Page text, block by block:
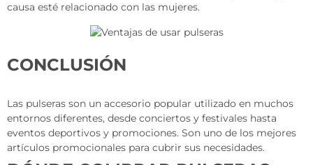
causa esté relacionado con las mujeres.
CONCLUSIÓN
Las pulseras son un accesorio popular utilizado en muchos
entornos diferentes, desde conciertos y festivales hasta
eventos deportivos y promociones. Son uno de los mejores
artículos promocionales para cubrir sus necesidades.